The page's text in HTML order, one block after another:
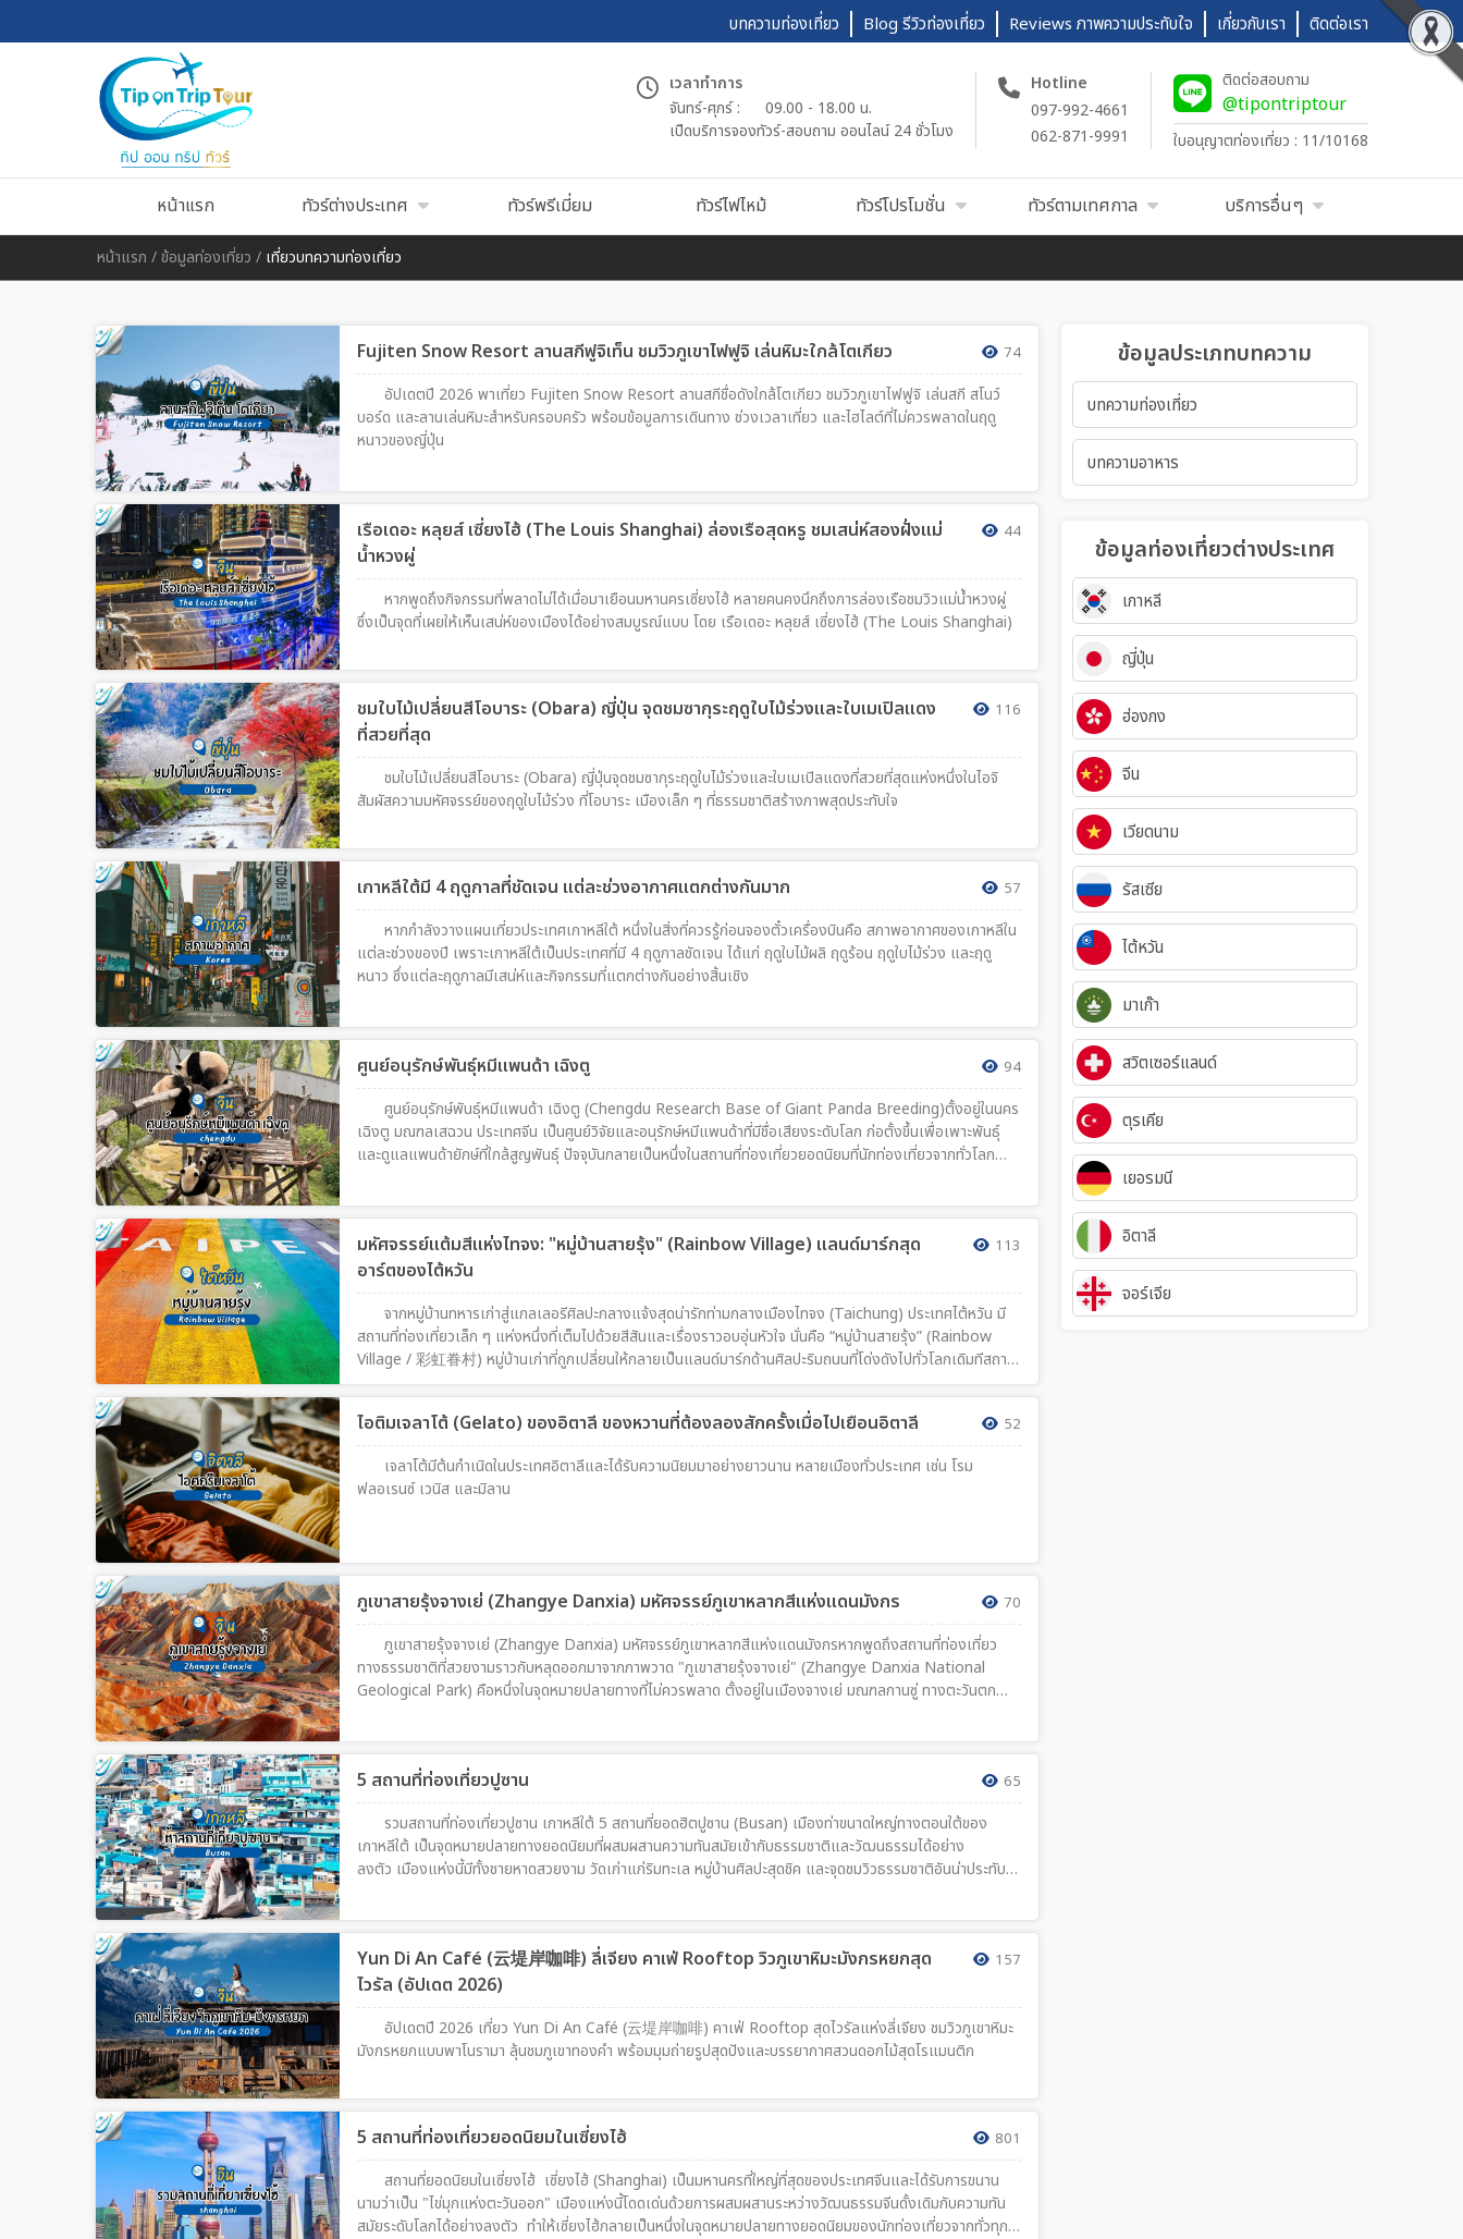
บทความท่องเที่ยว Blog รีวิวท่องเที่ยว Reviews ภาพความประทับใจ เกี่ยวกับเรา ติดต่อเรา
เวลาทำการ
จันทร์-ศุกร์ :
09.00 - 18.00 น.
เปืดบริการจองทัวร์-สอบถาม ออนไลน์ 24 ชั่วโมง
Hotline
097-992-4661
062-871-9991
ติดต่อสอบถาม
@tipontriptour
ใบอนุญาตท่องเที่ยว : 11/10168
หน้าแรก ทัวร์ต่างประเทศ ทัวร์พรีเมี่ยม ทัวร์ไฟไหม้ ทัวร์โปรโมชั่น ทัวร์ตามเทศกาล บริการอื่นๆ
หน้าแรก /ข้อมูลท่องเที่ยว / เที่ยวบทความท่องเที่ยว
Fujiten Snow Resort ลานสกีฟูจิเท็น ชมวิวภูเขาไฟฟูจิ เล่นหิมะใกล้โตเกียว 74
อัปเดตปี 2026 พาเที่ยว Fujiten Snow Resort ลานสกีชื่อดังใกล้โตเกียว ชมวิวภูเขาไฟฟูจิ เล่นสกี สโนว์
บอร์ด และลานเล่นหิมะสำหรับครอบครัว พร้อมข้อมูลการเดินทาง ช่วงเวลาเที่ยว และไฮไลต์ที่ไม่ควรพลาดในฤดู
หนาวของญี่ปุ่น
เรือเดอะ หลุยส์ เซี่ยงไฮ้ (The Louis Shanghai) ล่องเรือสุดหรู ชมเสน่ห์สองฝั่งแม่
น้ำหวงผู่
44
หากพูดถึงกิจกรรมที่พลาดไม่ได้เมื่อมาเยือนมหานครเซี่ยงไฮ้ หลายคนคงนึกถึงการล่องเรือชมวิวแม่น้ำหวงผู่
ซึ่งเป็นจุดที่เผยให้เห็นเสน่ห์ของเมืองได้อย่างสมบูรณ์แบบ โดย เรือเดอะ หลุยส์ เซี่ยงไฮ้ (The Louis Shanghai)
ชมใบไม้เปลี่ยนสีโอบาระ (Obara) ญี่ปุ่น จุดชมซากุระฤดูใบไม้ร่วงและใบเมเปิลแดง
ที่สวยที่สุด
116
ชมใบไม้เปลี่ยนสีโอบาระ (Obara) ญี่ปุ่นจุดชมซากุระฤดูใบไม้ร่วงและใบเมเปิลแดงที่สวยที่สุดแห่งหนึ่งในไอจิ
สัมผัสความมหัศจรรย์ของฤดูใบไม้ร่วง ที่โอบาระ เมืองเล็ก ๆ ที่ธรรมชาติสร้างภาพสุดประทับใจ
เกาหลีใต้มี 4 ฤดูกาลที่ชัดเจน แต่ละช่วงอากาศแตกต่างกันมาก 57
หากกำลังวางแผนเที่ยวประเทศเกาหลีใต้ หนึ่งในสิ่งที่ควรรู้ก่อนจองตั๋วเครื่องบินคือ สภาพอากาศของเกาหลีใน
แต่ละช่วงของปี เพราะเกาหลีใต้เป็นประเทศที่มี 4 ฤดูกาลชัดเจน ได้แก่ ฤดูใบไม้ผลิ ฤดูร้อน ฤดูใบไม้ร่วง และฤดู
หนาว ซึ่งแต่ละฤดูกาลมีเสน่ห์และกิจกรรมที่แตกต่างกันอย่างสิ้นเชิง
ศูนย์อนุรักษ์พันธุ์หมีแพนด้า เฉิงตู 94
ศูนย์อนุรักษ์พันธุ์หมีแพนด้า เฉิงตู (Chengdu Research Base of Giant Panda Breeding)ตั้งอยู่ในนคร
เฉิงตู มณฑลเสฉวน ประเทศจีน เป็นศูนย์วิจัยและอนุรักษ์หมีแพนด้าที่มีชื่อเสียงระดับโลก ก่อตั้งขึ้นเพื่อเพาะพันธุ์
และดูแลแพนด้ายักษ์ที่ใกล้สูญพันธุ์ ปัจจุบันกลายเป็นหนึ่งในสถานที่ท่องเที่ยวยอดนิยมที่นักท่องเที่ยวจากทั่วโลก
มหัศจรรย์แต้มสีแห่งไทจง: "หมู่บ้านสายรุ้ง" (Rainbow Village) แลนด์มาร์กสุด
อาร์ตของไต้หวัน
113
จากหมู่บ้านทหารเก่าสู่แกลเลอรีศิลปะกลางแจ้งสุดน่ารักท่ามกลางเมืองไทจง (Taichung) ประเทศไต้หวัน มี
สถานที่ท่องเที่ยวเล็ก ๆ แห่งหนึ่งที่เต็มไปด้วยสีสันและเรื่องราวอบอุ่นหัวใจ นั่นคือ “หมู่บ้านสายรุ้ง” (Rainbow
Village / 彩虹眷村) หมู่บ้านเก่าที่ถูกเปลี่ยนให้กลายเป็นแลนด์มาร์กด้านศิลปะริมถนนที่โด่งดังไปทั่วโลกเดิมทีสถาน
ที่แห่งนี้เป็นหมู่บ้านทหารเก่า (Military Dependents’ Village) ซึ่งมีแผนจะถูกรื้อถอนตามการพัฒนาเมือง แต่
เรื่องราวกลับเปลี่ยนไป เมื่อ คุณหวง หย่งฝู (Huang Yongfu) อดีตทหารผ่านศึก ได้เริ่มใช้พู่กันและสีสดใสวาดภาพ
ลงบนกำแพง ผนังบ้าน และพื้นที่ต่าง ๆ ภายในหมู่บ้านตั้งแต่ปี ค.ศ. 2008 เพื่อสร้างชีวิตชีวาให้กับสถานที่แห่งนี้ จน
ผู้คนเรียกเขาด้วยความรักว่า “คุณปู่สายรุ้ง” (Rainbow Grandpa)จากหมู่บ้านเก่าที่เคยเงียบเหงา กลายเป็นพื้นที่
ศิลปะที่เต็มไปด้วยตัวละครน่ารัก สัตว์นานาชนิด ลวดลายเรขาคณิต และสีสันสดใสทั่วทุกมุม จนกลายเป็นหนึ่งในจุดเช็
กอินยอดนิยมของเมืองไทจง เหมาะสำหรับนักท่องเที่ยวที่ชื่นชอบการถ่ายภาพ งานศิลป์ และสถานที่ที่มีเรื่องราวไม่
ไอติมเจลาโต้ (Gelato) ของอิตาลี ของหวานที่ต้องลองสักครั้งเมื่อไปเยือนอิตาลี 52
เจลาโต้มีต้นกำเนิดในประเทศอิตาลีและได้รับความนิยมมาอย่างยาวนาน หลายเมืองทั่วประเทศ เช่น โรม
ฟลอเรนซ์ เวนิส และมิลาน
ภูเขาสายรุ้งจางเย่ (Zhangye Danxia) มหัศจรรย์ภูเขาหลากสีแห่งแดนมังกร 70
ภูเขาสายรุ้งจางเย่ (Zhangye Danxia) มหัศจรรย์ภูเขาหลากสีแห่งแดนมังกรหากพูดถึงสถานที่ท่องเที่ยว
ทางธรรมชาติที่สวยงามราวกับหลุดออกมาจากภาพวาด "ภูเขาสายรุ้งจางเย่" (Zhangye Danxia National
Geological Park) คือหนึ่งในจุดหมายปลายทางที่ไม่ควรพลาด ตั้งอยู่ในเมืองจางเย่ มณฑลกานซู่ ทางตะวันตก
และเขียว จนได้รับฉายาว่า"ภูเขาสายรุ้งแห่งประเทศจีน"ภูมิประเทศอันน่าทึ่งแห่งนี้เกิดจากการสะสมตัวของชั้น
หินทรายและแร่ธาตุต่าง ๆ ตลอดระยะเวลาหลายสิบล้านปี ก่อนจะถูกแรงยกตัวของเปลือกโลกและการกัดเซาะจาก
ลมและฝน จนเผยให้เห็นลวดลายสีสันอันเป็นเอกลักษณ์ ปัจจุบันภูเขาสายรุ้งจางเย่ได้รับการยกย่องให้เป็นหนึ่งใน
ภูมิประเทศแบบ "ตันเซี่ย" (Danxia Landform) ที่สวยงามที่สุดของจีน และกลายเป็นแลนด์มาร์กยอดนิยมของนัก
ท่องเที่ยวและช่างภาพจากทั่วโลก
5 สถานที่ท่องเที่ยวปูซาน 65
รวมสถานที่ท่องเที่ยวปูซาน เกาหลีใต้ 5 สถานที่ยอดฮิตปูซาน (Busan) เมืองท่าขนาดใหญ่ทางตอนใต้ของ
เกาหลีใต้ เป็นจุดหมายปลายทางยอดนิยมที่ผสมผสานความทันสมัยเข้ากับธรรมชาติและวัฒนธรรมได้อย่าง
ลงตัว เมืองแห่งนี้มีทั้งชายหาดสวยงาม วัดเก่าแก่ริมทะเล หมู่บ้านศิลปะสุดชิค และจุดชมวิวธรรมชาติอันน่าประทับใจ
Yun Di An Café (云堤岸咖啡) ลี่เจียง คาเฟ่ Rooftop วิวภูเขาหิมะมังกรหยกสุด
ไวรัล (อัปเดต 2026)
157
อัปเดตปี 2026 เที่ยว Yun Di An Café (云堤岸咖啡) คาเฟ่ Rooftop สุดไวรัลแห่งลี่เจียง ชมวิวภูเขาหิมะ
มังกรหยกแบบพาโนรามา ลุ้นชมภูเขาทองคำ พร้อมมุมถ่ายรูปสุดปังและบรรยากาศสวนดอกไม้สุดโรแมนติก
5 สถานที่ท่องเที่ยวยอดนิยมในเซี่ยงไฮ้ 801
สถานที่ยอดนิยมในเซี่ยงไฮ้ เซี่ยงไฮ้ (Shanghai) เป็นมหานครที่ใหญ่ที่สุดของประเทศจีนและได้รับการขนาน
นามว่าเป็น "ไข่มุกแห่งตะวันออก" เมืองแห่งนี้โดดเด่นด้วยการผสมผสานระหว่างวัฒนธรรมจีนดั้งเดิมกับความทัน
สมัยระดับโลกได้อย่างลงตัว ทำให้เซี่ยงไฮ้กลายเป็นหนึ่งในจุดหมายปลายทางยอดนิยมของนักท่องเที่ยวจากทั่วทุก
ข้อมูลประเภทบทความ
บทความท่องเที่ยว
บทความอาหาร
ข้อมูลท่องเที่ยวต่างประเทศ
เกาหลี
ญี่ปุ่น
ฮ่องกง
จีน
เวียดนาม
รัสเซีย
ไต้หวัน
มาเก๊า
สวิตเซอร์แลนด์
ตุรเคีย
เยอรมนี
อิตาลี
จอร์เจีย